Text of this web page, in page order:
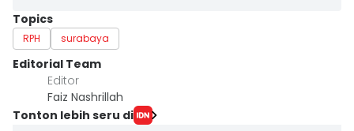
Topics
RPH surabaya
Editorial Team
Editor
Faiz Nashrillah
Tonton lebih seru di